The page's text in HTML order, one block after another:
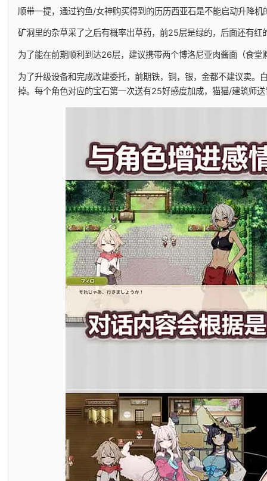
顺带一提，通过钓鱼/女神购买得到的历历西亚石是不能启动升降机
矿洞里的杂草采了之后有概率出草药，前25层是绿的，后面还有红
为了能在前期顺利到达26层，建议携带两个博洛尼亚肉酱面（食
为了升级设备和完成改建委托，前期铁，铜，银，金都不建议卖
掉。每个角色对应的宝石第一次送有25好感度加成，猫猫/建筑师